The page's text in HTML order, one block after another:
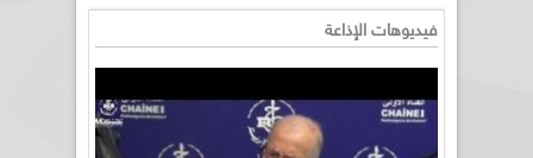
فيديوهات الإذاعة